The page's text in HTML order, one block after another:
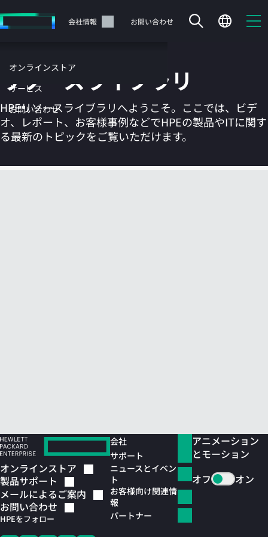
イ
テ
ツ
に
ス
ッ
会社情報 お問い合わせ
オンラインストア
サービス
お問い合わせ
カートは空です
リソースライブラリ
HPEリソースライブラリへようこそ。ここでは、ビデ
オ、レポート、お客様事例などでHPEの製品やITに関す
る最新のトピックをご覧いただけます。
オンラインストア
製品サポート
メールによるご案内
お問い合わせ
HPEをフォロー
会社
サポート
ニュースとイベン
ト
お客様向け関連情
報
パートナー
アニメーション
とモーション
オフ
オン